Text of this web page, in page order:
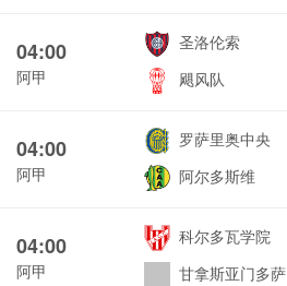
04:00
阿甲
圣洛伦索
飓风队
04:00
阿甲
罗萨里奥中央
阿尔多斯维
04:00
阿甲
科尔多瓦学院
甘拿斯亚门多萨